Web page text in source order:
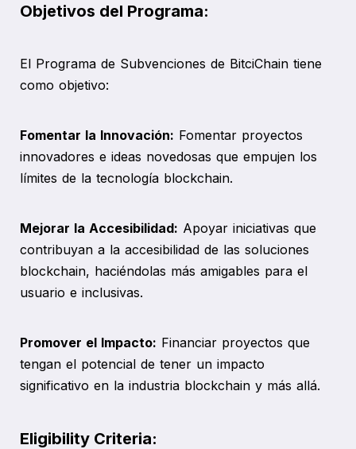
Objetivos del Programa:
El Programa de Subvenciones de BitciChain tiene
como objetivo:
Fomentar la Innovación: Fomentar proyectos
innovadores e ideas novedosas que empujen los
límites de la tecnología blockchain.
Mejorar la Accesibilidad: Apoyar iniciativas que
contribuyan a la accesibilidad de las soluciones
blockchain, haciéndolas más amigables para el
usuario e inclusivas.
Promover el Impacto: Financiar proyectos que
tengan el potencial de tener un impacto
significativo en la industria blockchain y más allá.
Eligibility Criteria: